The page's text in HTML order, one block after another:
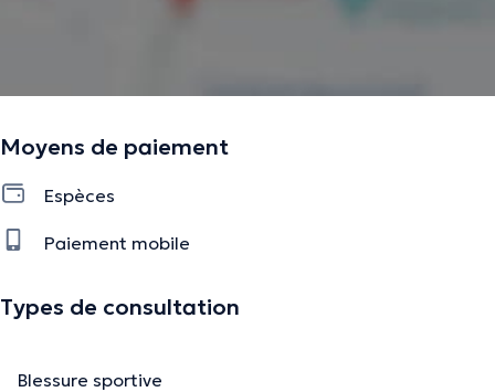
Moyens de paiement
Espèces
Paiement mobile
Types de consultation
Blessure sportive